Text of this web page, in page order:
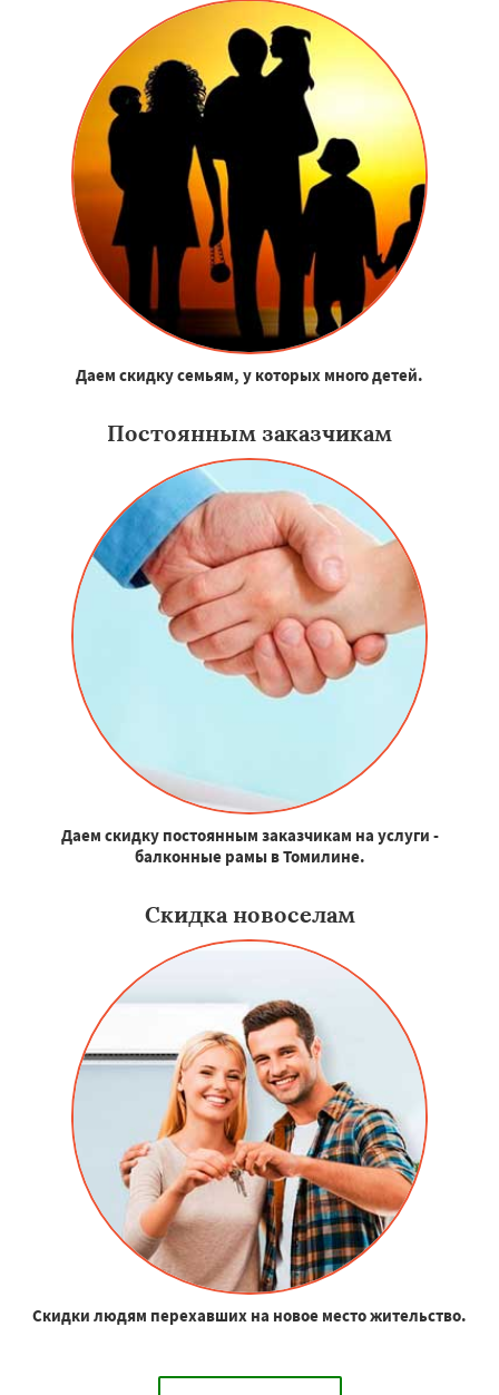
Даем скидку семьям, у которых много детей.
Постоянным заказчикам
Даем скидку постоянным заказчикам на услуги -
балконные рамы в Томилине.
Скидка новоселам
Скидки людям перехавших на новое место жительство.